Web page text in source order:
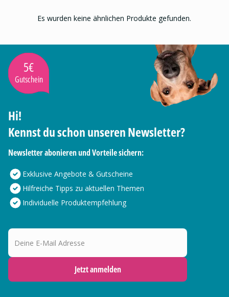
Es wurden keine ähnlichen Produkte gefunden.
5€
Gutschein
Hi!
Kennst du schon unseren Newsletter?
Newsletter abonieren und Vorteile sichern:
Exklusive Angebote & Gutscheine
Hilfreiche Tipps zu aktuellen Themen
Individuelle Produktempfehlung
Deine E-Mail Adresse
Jetzt anmelden